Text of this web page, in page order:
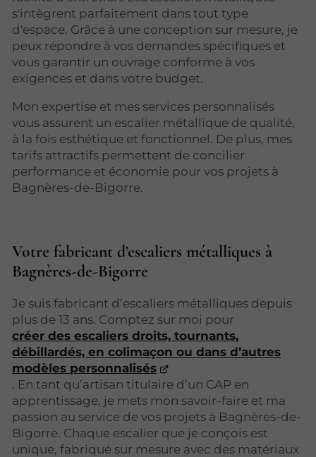
s'intègrent parfaitement dans tout type
d'espace. Grâce à une conception sur mesure, je
peux répondre à vos demandes spécifiques et
vous garantir un ouvrage conforme à vos
exigences et dans votre budget.
Mon expertise et mes services personnalisés
vous assurent un escalier métallique de qualité,
à la fois esthétique et fonctionnel. De plus, mes
tarifs attractifs permettent de concilier
performance et économie pour vos projets à
Bagnères-de-Bigorre.
Votre fabricant d’escaliers métalliques à
Bagnères-de-Bigorre
Je suis fabricant d’escaliers métalliques depuis
plus de 13 ans. Comptez sur moi pour
créer des escaliers droits, tournants,
débillardés, en colimaçon ou dans d’autres
modèles personnalisés
. En tant qu’artisan titulaire d’un CAP en
apprentissage, je mets mon savoir-faire et ma
passion au service de vos projets à Bagnères-de-
Bigorre. Chaque escalier que je conçois est
unique, fabriqué sur mesure avec des matériaux